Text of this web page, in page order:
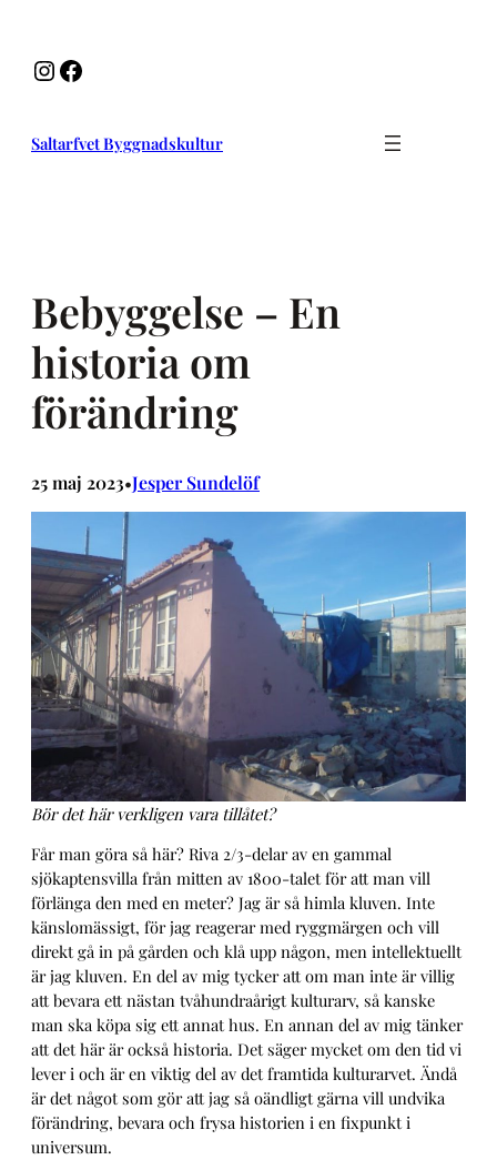
innehåll
Instagram
Facebook
Saltarfvet Byggnadskultur
Bebyggelse – En
historia om
förändring
25 maj 2023•Jesper Sundelöf
Bör det här verkligen vara tillåtet?
Får man göra så här? Riva 2/3-delar av en gammal
sjökaptensvilla från mitten av 1800-talet för att man vill
förlänga den med en meter? Jag är så himla kluven. Inte
känslomässigt, för jag reagerar med ryggmärgen och vill
direkt gå in på gården och klå upp någon, men intellektuellt
är jag kluven. En del av mig tycker att om man inte är villig
att bevara ett nästan tvåhundraårigt kulturarv, så kanske
man ska köpa sig ett annat hus. En annan del av mig tänker
att det här är också historia. Det säger mycket om den tid vi
lever i och är en viktig del av det framtida kulturarvet. Ändå
är det något som gör att jag så oändligt gärna vill undvika
förändring, bevara och frysa historien i en fixpunkt i
universum.